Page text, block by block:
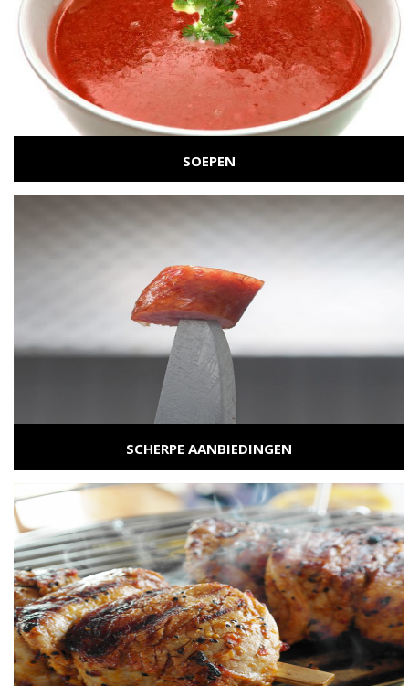
SOEPEN
...
BEKIJK CATEGORIE
SCHERPE AANBIEDINGEN
...
BEKIJK CATEGORIE